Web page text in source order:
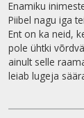
Enamiku
Piibel nagu iga
Ent on ka neid,
pole ühtki
ainult selle
leiab lugeja